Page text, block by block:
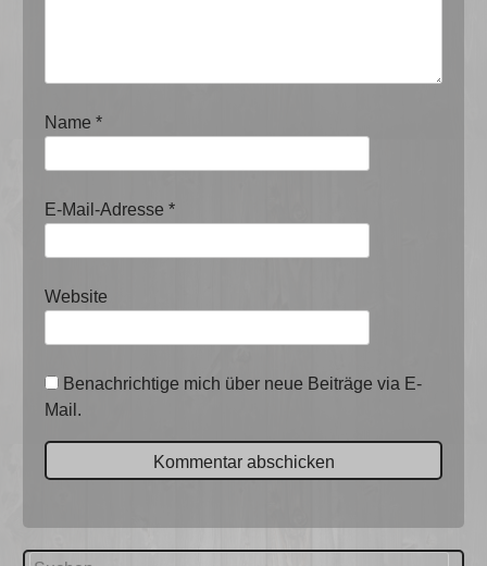
Name*
E-Mail-Adresse*
Website
Benachrichtige mich über neue Beiträge via E-
Mail.